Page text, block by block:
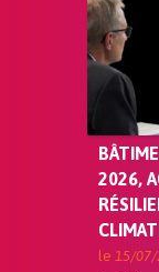
2026,
le 15/07/